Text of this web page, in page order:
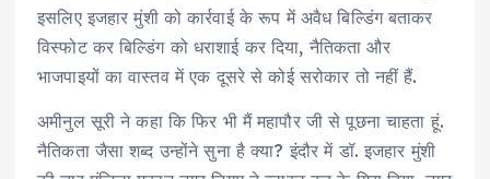
इसलिए इजहार मुंशी को कार्रवाई के रूप में अवैध बिल्डिंग बताकर
विस्फोट कर बिल्डिंग को धराशाई कर दिया, नैतिकता और
भाजपाइयों का वास्तव में एक दूसरे से कोई सरोकार तो नहीं हैं.
अमीनुल सूरी ने कहा कि फिर भी मैं महापौर जी से पूछना चाहता हूं.
नैतिकता जैसा शब्द उन्होंने सुना है क्या? इंदौर में डॉ. इजहार मुंशी